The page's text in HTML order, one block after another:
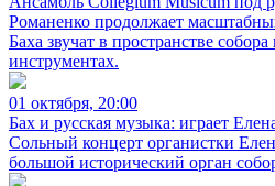
Романенко продолжает
Баха звучат в пространстве
инструментах.
01 октября, 20:00
Бах и русская музыка: играет
Сольный концерт органистки
большой исторический орган